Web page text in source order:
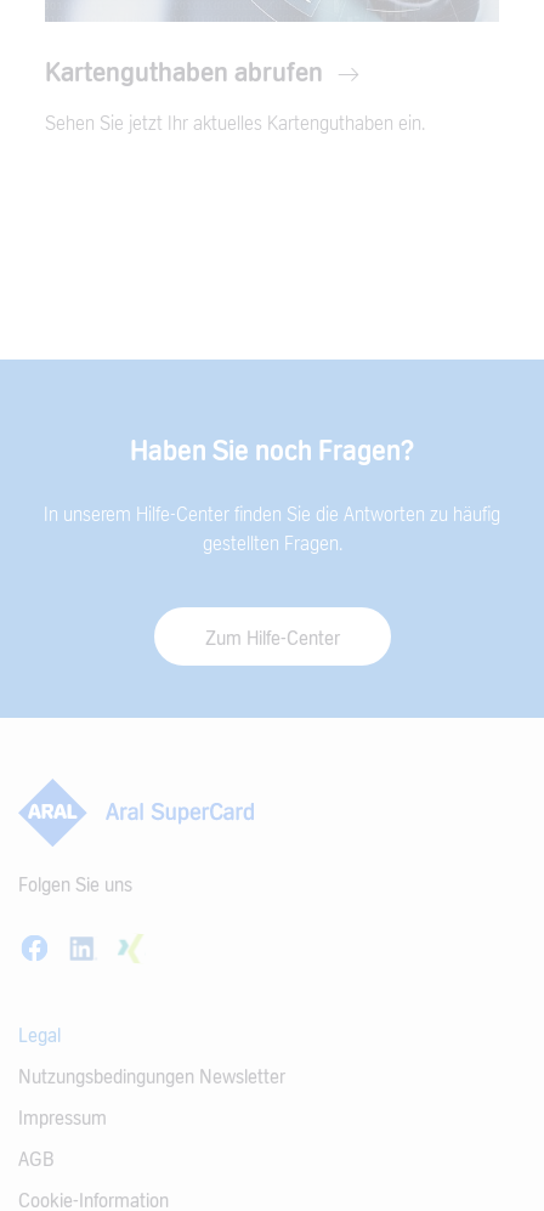
Kartenguthaben abrufen
Sehen Sie jetzt Ihr aktuelles Kartenguthaben ein.
Haben Sie noch Fragen?
In unserem Hilfe-Center finden Sie die Antworten zu häufig
gestellten Fragen.
Zum Hilfe-Center
Folgen Sie uns
Legal
Nutzungsbedingungen Newsletter
Impressum
AGB
Cookie-Information